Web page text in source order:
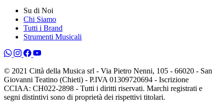
Su di Noi
Chi Siamo
Tutti i Brand
Strumenti Musicali
© 2021 Città della Musica srl - Via Pietro Nenni, 105 - 66020 - San
Giovanni Teatino (Chieti) - P.IVA 01309720694 - Iscrizione
CCIAA: CH022-2898 - Tutti i diritti riservati. Marchi registrati e
segni distintivi sono di proprietà dei rispettivi titolari.